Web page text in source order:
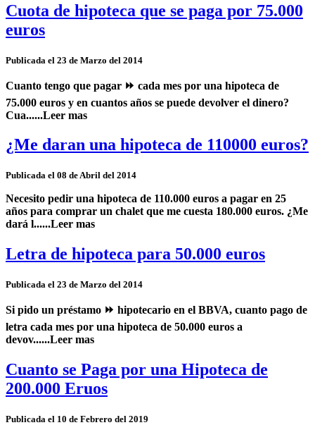
Cuota de hipoteca que se paga por 75.000
euros
Publicada el 23 de Marzo del 2014
Cuanto tengo que pagar ⏩ cada mes por una hipoteca de
75.000 euros y en cuantos años se puede devolver el dinero?
Cua......Leer mas
¿Me daran una hipoteca de 110000 euros?
Publicada el 08 de Abril del 2014
Necesito pedir una hipoteca de 110.000 euros a pagar en 25
años para comprar un chalet que me cuesta 180.000 euros. ¿Me
dará l......Leer mas
Letra de hipoteca para 50.000 euros
Publicada el 23 de Marzo del 2014
Si pido un préstamo ⏩ hipotecario en el BBVA, cuanto pago de
letra cada mes por una hipoteca de 50.000 euros a
devov......Leer mas
Cuanto se Paga por una Hipoteca de
200.000 Eruos
Publicada el 10 de Febrero del 2019